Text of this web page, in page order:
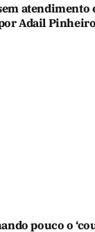
atendimento
Adail Pinheiro
pouco o